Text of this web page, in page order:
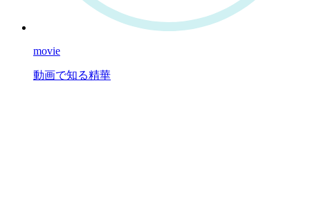
movie
動画で知る精華